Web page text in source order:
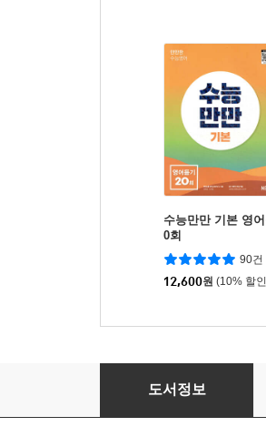
수능만만 기본 영
0회
90건
12,600원 (10% 할
2025 전한길 한능검 기출
도서정보